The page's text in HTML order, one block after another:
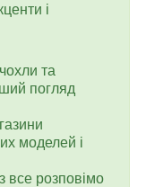
і
та
погляд
моделей і
все розповімо